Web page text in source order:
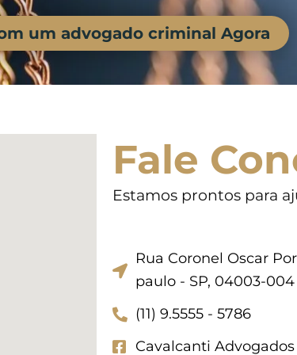
um advogado criminal Agora
Fale
Estamos prontos para
Rua Coronel Oscar
paulo - SP, 04003-004
(11) 9.5555 - 5786
Cavalcanti